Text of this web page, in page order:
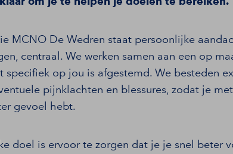
MCNO De Wedren staat persoonlijke
centraal. We werken samen aan een op
specifiek op jou is afgestemd. We besteden
pijnklachten en blessures, zodat je
gevoel hebt.
doel is ervoor te zorgen dat je je snel beter